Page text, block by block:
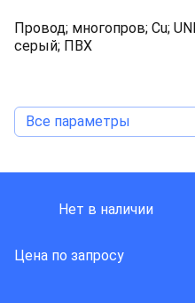
Провод; многопров; Cu;
серый; ПВХ
Все параметры
Нет в наличии
Цена по запросу